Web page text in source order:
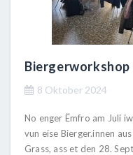
8 Oktober 2024
No enger Ëmfro am Juli
vun eise Bierger.innen
Grass, ass et den 28.